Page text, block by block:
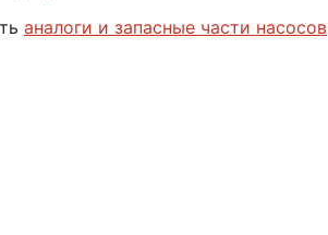
аналоги и запасные части насосов